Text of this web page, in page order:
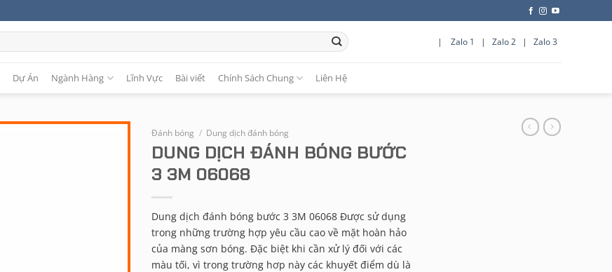
| Zalo 1 | Zalo 2 | Zalo 3
Dự Án Ngành Hàng Lĩnh Vực Bài viết Chính Sách Chung Liên Hệ
Đánh bóng / Dung dịch đánh bóng
DUNG DỊCH ĐÁNH BÓNG BƯỚC
3 3M 06068
Dung dịch đánh bóng bước 3 3M 06068 Được sử dụng
trong những trường hợp yêu cầu cao về mặt hoàn hảo
của màng sơn bóng. Đặc biệt khi cần xử lý đối với các
màu tối, vì trong trường hơp này các khuyết điểm dù là